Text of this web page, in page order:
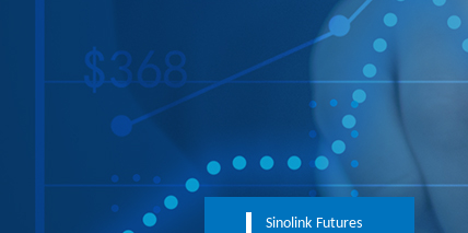
Sinolink Futures